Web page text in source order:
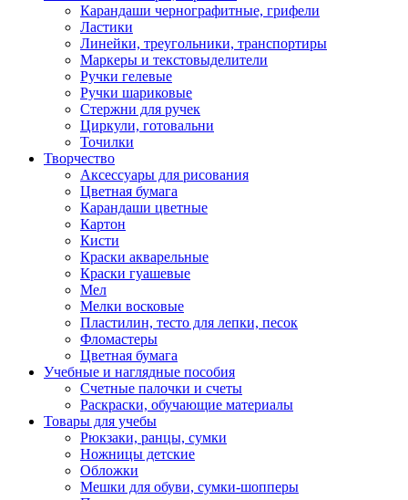
Карандаши чернографитные, грифели
Ластики
Линейки, треугольники, транспортиры
Маркеры и текстовыделители
Ручки гелевые
Ручки шариковые
Стержни для ручек
Циркули, готовальни
Точилки
Творчество
Аксессуары для рисования
Цветная бумага
Карандаши цветные
Картон
Кисти
Краски акварельные
Краски гуашевые
Мел
Мелки восковые
Пластилин, тесто для лепки, песок
Фломастеры
Цветная бумага
Учебные и наглядные пособия
Счетные палочки и счеты
Раскраски, обучающие материалы
Товары для учебы
Рюкзаки, ранцы, сумки
Ножницы детские
Обложки
Мешки для обуви, сумки-шопперы